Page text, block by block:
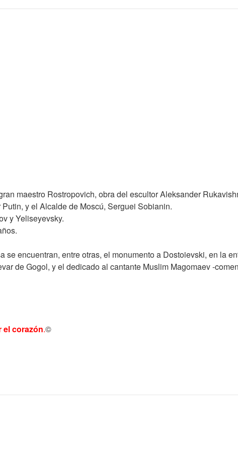
maestro Rostropovich, obra del escultor Aleksander
y el Alcalde de Moscú, Serguei Sobianin.
y Yeliseyevsky.
se encuentran, entre otras, el monumento a Dostoievski, en la
de Gogol, y el dedicado al cantante Muslim Magomaev -
el corazón.©